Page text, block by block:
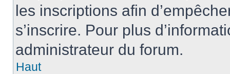
les inscriptions afin
s’inscrire. Pour plus
administrateur du forum.
Haut